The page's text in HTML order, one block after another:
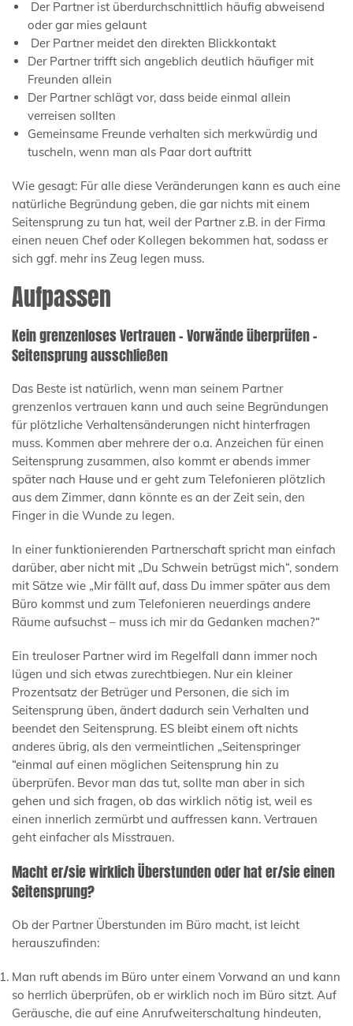
Der Partner ist überdurchschnittlich häufig abweisend
oder gar mies gelaunt
Der Partner meidet den direkten Blickkontakt
Der Partner trifft sich angeblich deutlich häufiger mit
Freunden allein
Der Partner schlägt vor, dass beide einmal allein
verreisen sollten
Gemeinsame Freunde verhalten sich merkwürdig und
tuscheln, wenn man als Paar dort auftritt
Wie gesagt: Für alle diese Veränderungen kann es auch eine
natürliche Begründung geben, die gar nichts mit einem
Seitensprung zu tun hat, weil der Partner z.B. in der Firma
einen neuen Chef oder Kollegen bekommen hat, sodass er
sich ggf. mehr ins Zeug legen muss.
Aufpassen
Kein grenzenloses Vertrauen – Vorwände überprüfen –
Seitensprung ausschließen
Das Beste ist natürlich, wenn man seinem Partner
grenzenlos vertrauen kann und auch seine Begründungen
für plötzliche Verhaltensänderungen nicht hinterfragen
muss. Kommen aber mehrere der o.a. Anzeichen für einen
Seitensprung zusammen, also kommt er abends immer
später nach Hause und er geht zum Telefonieren plötzlich
aus dem Zimmer, dann könnte es an der Zeit sein, den
Finger in die Wunde zu legen.
In einer funktionierenden Partnerschaft spricht man einfach
darüber, aber nicht mit „Du Schwein betrügst mich“, sondern
mit Sätze wie „Mir fällt auf, dass Du immer später aus dem
Büro kommst und zum Telefonieren neuerdings andere
Räume aufsuchst – muss ich mir da Gedanken machen?“
Ein treuloser Partner wird im Regelfall dann immer noch
lügen und sich etwas zurechtbiegen. Nur ein kleiner
Prozentsatz der Betrüger und Personen, die sich im
Seitensprung üben, ändert dadurch sein Verhalten und
beendet den Seitensprung. ES bleibt einem oft nichts
anderes übrig, als den vermeintlichen „Seitenspringer
“einmal auf einen möglichen Seitensprung hin zu
überprüfen. Bevor man das tut, sollte man aber in sich
gehen und sich fragen, ob das wirklich nötig ist, weil es
einen innerlich zermürbt und auffressen kann. Vertrauen
geht einfacher als Misstrauen.
Macht er/sie wirklich Überstunden oder hat er/sie einen
Seitensprung?
Ob der Partner Überstunden im Büro macht, ist leicht
herauszufinden:
Man ruft abends im Büro unter einem Vorwand an und kann
so herrlich überprüfen, ob er wirklich noch im Büro sitzt. Auf
Geräusche, die auf eine Anrufweiterschaltung hindeuten,